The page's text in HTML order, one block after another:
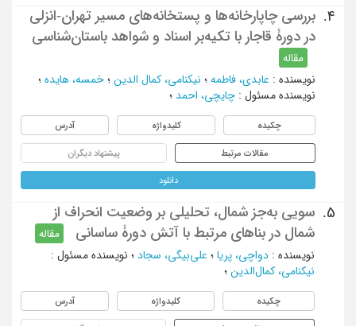
4.
بررسی چاپارخانه‌ها و پستخانه‌های مسیر تهران-انزلی
در دورۀ قاجار با تکیه‌بر اسناد و شواهد باستان‌شناسی
مقاله
نویسنده : عابدی، فاطمه ؛ نیکنامی، کمال الدین ؛ خمسه، هایده ؛
نویسنده مسئول : چایچی، احمد ؛
چکیده کلیدواژه آدرس
مقالات مرتبط پیشنهاد دیگران
دانلود
5.
سویی به‌جز شمال، تحلیلی بر وضعیت انحراف از
شمال در بناهای مرتبط با آتش دورۀ ساسانی
مقاله
نویسنده : دواچی، پریا ؛ علی‌بیگی، سجاد ؛ نویسنده مسئول :
نیکنامی، کمال‌الدین ؛
چکیده کلیدواژه آدرس